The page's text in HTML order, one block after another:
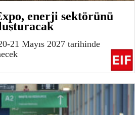
enerji sektörünü
21 Mayıs 2027 tarihinde